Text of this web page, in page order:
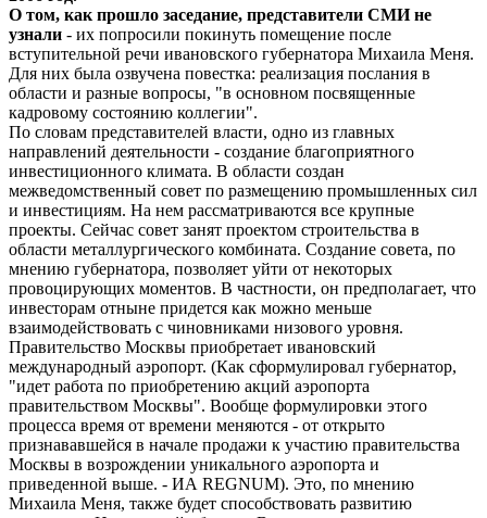
О том, как прошло заседание, представители СМИ не
узнали - их попросили покинуть помещение после
вступительной речи ивановского губернатора Михаила Меня.
Для них была озвучена повестка: реализация послания в
области и разные вопросы, "в основном посвященные
кадровому состоянию коллегии".
По словам представителей власти, одно из главных
направлений деятельности - создание благоприятного
инвестиционного климата. В области создан
межведомственный совет по размещению промышленных сил
и инвестициям. На нем рассматриваются все крупные
проекты. Сейчас совет занят проектом строительства в
области металлургического комбината. Создание совета, по
мнению губернатора, позволяет уйти от некоторых
провоцирующих моментов. В частности, он предполагает, что
инвесторам отныне придется как можно меньше
взаимодействовать с чиновниками низового уровня.
Правительство Москвы приобретает ивановский
международный аэропорт. (Как сформулировал губернатор,
"идет работа по приобретению акций аэропорта
правительством Москвы". Вообще формулировки этого
процесса время от времени меняются - от открыто
признававшейся в начале продажи к участию правительства
Москвы в возрождении уникального аэропорта и
приведенной выше. - ИА REGNUM). Это, по мнению
Михаила Меня, также будет способствовать развитию